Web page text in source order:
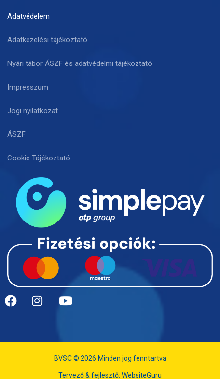
Adatvédelem
Adatkezelési tájékoztató
Nyári tábor ÁSZF és adatvédelmi tájékoztató
Impresszum
Jogi nyilatkozat
ÁSZF
Cookie Tájékoztató
BVSC © 2026 Minden jog fenntartva
Tervező & fejlesztő: WebsiteGuru